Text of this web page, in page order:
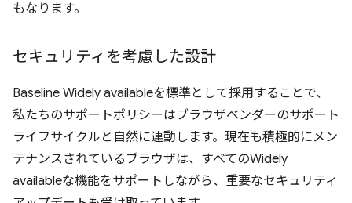
もなります。
セキュリティを考慮した設計
Baseline Widely availableを標準として採用することで、
私たちのサポートポリシーはブラウザベンダーのサポート
ライフサイクルと自然に連動します。現在も積極的にメン
テナンスされているブラウザは、すべてのWidely
availableな機能をサポートしながら、重要なセキュリティ